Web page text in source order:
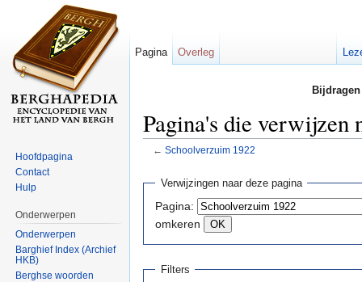
Pagina's die verwijzen
← Schoolverzuim 1922
Verwijzingen naar deze pagina
Pagina:
omkeren
Filters
Pagina Overleg
Hoofdpagina
Contact
Hulp
Onderwerpen
Onderwerpen
Barghief Index (Archief
HKB)
Berghse woorden